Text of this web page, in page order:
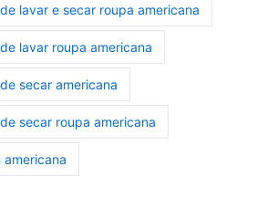
lavar e secar roupa americana
lavar roupa americana
secar americana
secar roupa americana